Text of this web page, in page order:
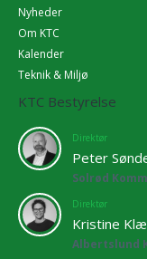
Nyheder
Om KTC
Kalender
Teknik & Miljø
KTC Bestyrelse
Direktør
Peter
Solrød
Direktør
Kristine
Albertslund